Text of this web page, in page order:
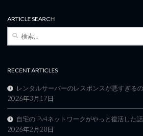
ARTICLE SEARCH
検
RECENT ARTICLES
レンタルサーバーのレスポンスが悪すぎる
2026年3月17日
自宅のIPv4ネットワークがやっと復活した話
2026年2月28日